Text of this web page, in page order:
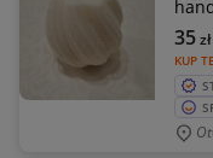
KUP
35zł